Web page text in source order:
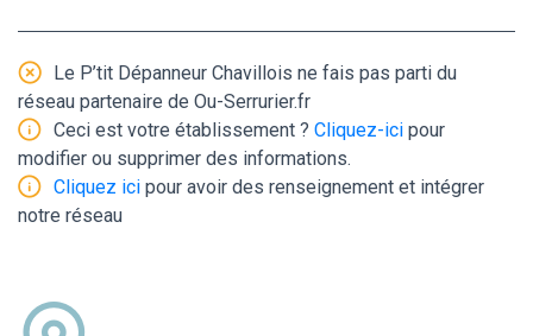
Le P’tit Dépanneur Chavillois ne fais pas parti du
réseau partenaire de Ou-Serrurier.fr
Ceci est votre établissement ? Cliquez-ici pour
modifier ou supprimer des informations.
Cliquez ici pour avoir des renseignement et intégrer
notre réseau